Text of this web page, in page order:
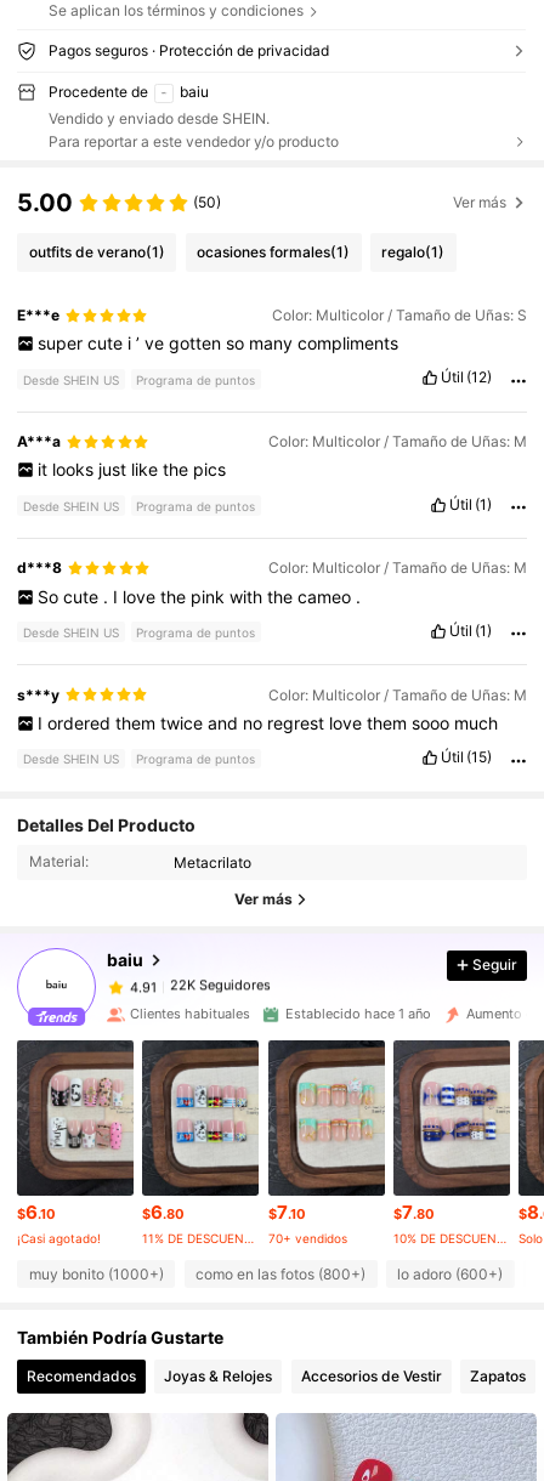
Se aplican los términos y condiciones
Pagos seguros · Protección de privacidad
Procedente de
baiu
Vendido y enviado desde SHEIN.
Para reportar a este vendedor y/o producto
5.00 (50) Ver más
outfits de verano(1) ocasiones formales(1) regalo(1)
E***e Color: Multicolor / Tamaño de Uñas: S
super cute i ’ ve gotten so many compliments
Desde SHEIN US Programa de puntos Útil (12)
A***a Color: Multicolor / Tamaño de Uñas: M
it looks just like the pics
Desde SHEIN US Programa de puntos Útil (1)
d***8 Color: Multicolor / Tamaño de Uñas: M
So cute . I love the pink with the cameo .
Desde SHEIN US Programa de puntos Útil (1)
s***y Color: Multicolor / Tamaño de Uñas: M
I ordered them twice and no regrest love them sooo much
Desde SHEIN US Programa de puntos Útil (15)
Detalles Del Producto
Material: Metacrilato
Ver más
baiu
4.91 22K Seguidores
22K Seguidores
4.91
s***s
pagóHace 1 horas
4.91 22K Seguidores
4.91 22K Seguidores
4.91 22K Seguidores
4.91 22K Seguidores
4.91 22K Seguidores
22K Seguidores
Seguir
Clientes habituales Establecido hace 1 año Aumento
$6.10
¡Casi agotado!
$6.80
11% DE DESCUENTO
$7.10
70+ vendidos
$7.80
10% DE DESCUENTO
$8
muy bonito (1000+) como en las fotos (800+) lo adoro (600+)
También Podría Gustarte
Recomendados Joyas & Relojes Accesorios de Vestir Zapatos